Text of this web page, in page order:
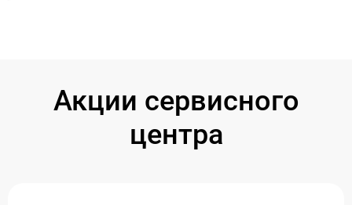
Акции сервисного
центра